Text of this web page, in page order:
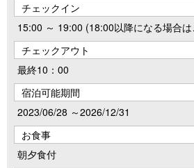
チェックイン
15:00 ～ 19:00 (18:00以降になる場合
チェックアウト
最終10：00
宿泊可能期間
2023/06/28 ～2026/12/31
お食事
朝夕食付